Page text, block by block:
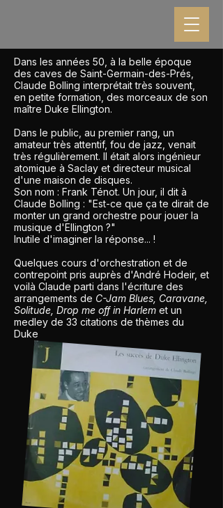
Dans les années 50, à la belle époque
des caves de Saint-Germain-des-Prés,
Claude Bolling interprétait très souvent,
en petite formation, des morceaux de son
maître Duke Ellington.
Dans le public, au premier rang, un
amateur très attentif, fou de jazz, venait
très régulièrement. Il était alors ingénieur
atomique à Saclay et directeur musical
d'une maison de disques.
Son nom : Frank Ténot. Un jour, il dit à
Claude Bolling : "Est-ce que ça te dirait de
monter un grand orchestre pour jouer la
musique d'Ellington ?"
Inutile d'imaginer la réponse... !
Quelques cours d'orchestration et de
contrepoint pris auprès d'André Hodeir, et
voilà Claude parti dans l'écriture des
arrangements de C-Jam Blues, Caravane,
Solitude, Drop me off in Harlem et un
medley de 33 citations de thèmes du
Duke